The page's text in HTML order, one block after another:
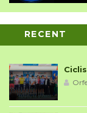
RECENT